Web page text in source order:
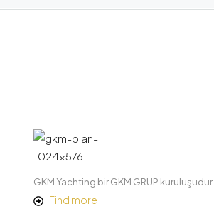
GKM Yachting bir GKM GRUP kuruluşudur.
Find more